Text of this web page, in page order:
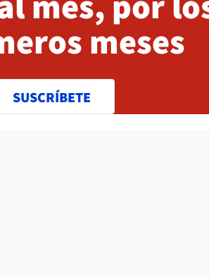
meses
SUSCRÍBETE